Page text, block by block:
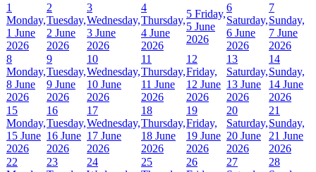
1
Monday,
1 June
2026
2
Tuesday,
2 June
2026
3
Wednesday,
3 June
2026
4
Thursday,
4 June
2026
5 Friday,
5 June
2026
6
Saturday,
6 June
2026
7
Sunday,
7 June
2026
8
Monday,
8 June
2026
9
Tuesday,
9 June
2026
10
Wednesday,
10 June
2026
11
Thursday,
11 June
2026
12
Friday,
12 June
2026
13
Saturday,
13 June
2026
14
Sunday,
14 June
2026
15
Monday,
15 June
2026
16
Tuesday,
16 June
2026
17
Wednesday,
17 June
2026
18
Thursday,
18 June
2026
19
Friday,
19 June
2026
20
Saturday,
20 June
2026
21
Sunday,
21 June
2026
22
23
24
25
26
27
28